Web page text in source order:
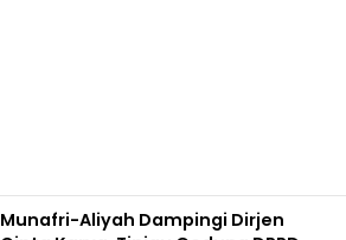
Munafri-Aliyah Dampingi Dirjen